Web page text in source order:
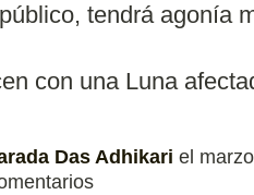
tendrá agonía
con una Luna
Das Adhikari el